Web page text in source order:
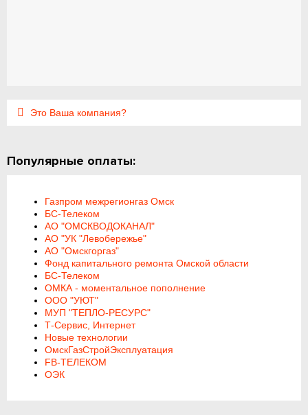
Это Ваша компания?
Популярные оплаты:
Газпром межрегионгаз Омск
БС-Телеком
АО "ОМСКВОДОКАНАЛ"
АО "УК "Левобережье"
АО "Омскгоргаз"
Фонд капитального ремонта Омской области
БС-Телеком
ОМКА - моментальное пополнение
ООО "УЮТ"
МУП "ТЕПЛО-РЕСУРС"
Т-Сервис, Интернет
Новые технологии
ОмскГазСтройЭксплуатация
FB-ТЕЛЕКОМ
ОЭК